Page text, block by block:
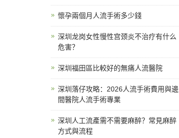
懷孕兩個月人流手術多少錢
深圳龙岗女性慢性宫颈炎不治疗有什么
危害？
深圳福田區比較好的無痛人流醫院
深圳落仔攻略：2026人流手術費用與邊
間醫院人流手術專業
深圳人工流產需不需要麻醉？常見麻醉
方式與流程